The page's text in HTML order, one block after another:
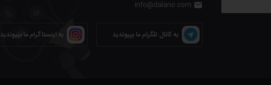

به اینستاگرام ما بپیوندید به کانال تلگرام ما بپیوندید